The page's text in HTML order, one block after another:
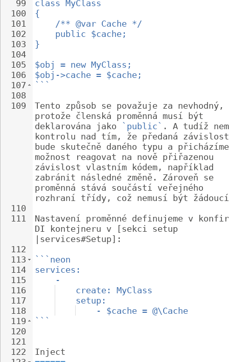
99
100
101
102
103
104
105
106
107
108
109
110
111
112
113
114
115
116
117
118
119
120
121
122
class MyClass
{
/** @var Cache */
public $cache;
}
$obj = new MyClass;
$obj->cache = $cache;
```
Tento způsob se považuje za nevhodný,
protože členská proměnná musí být
deklarována jako
`public` . A tudíž
kontrolu nad tím, že předaná
bude skutečně daného typu a
možnost reagovat na nově přiřazenou
závislost vlastním kódem, například
zabránit následné změně. Zároveň se
proměnná stává součástí veřejného
rozhraní třídy, což nemusí být
Nastavení proměnné definujeme v
DI kontejneru v [sekci setup
|services#Setup]:
```neon
services:
-
create: MyClass
setup:
- $cache = @\Cache
```
Inject